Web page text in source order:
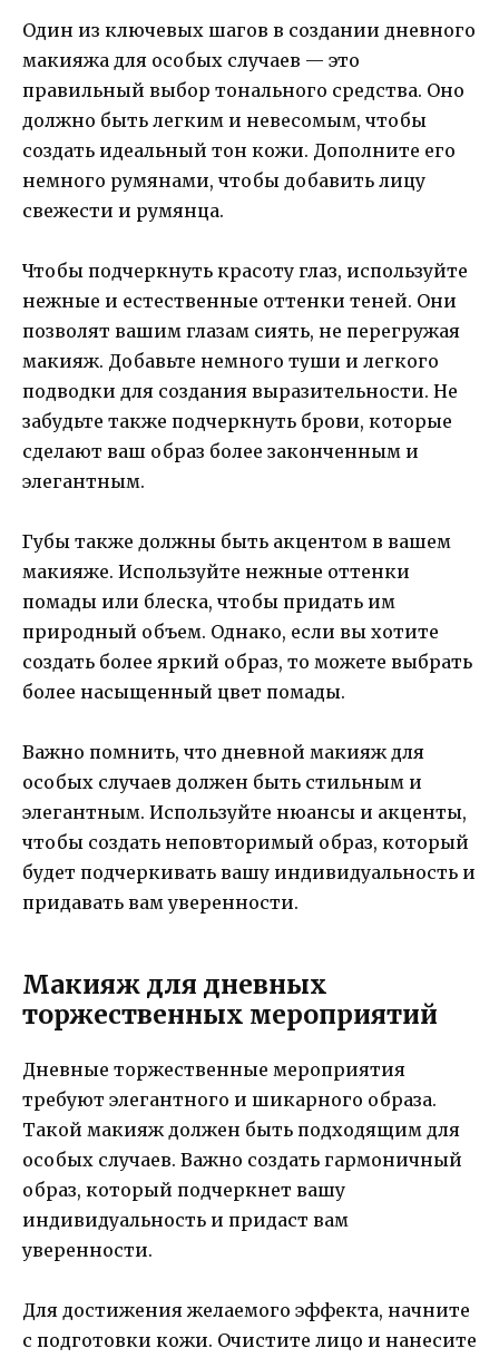
Один из ключевых шагов в создании дневного
макияжа для особых случаев — это
правильный выбор тонального средства. Оно
должно быть легким и невесомым, чтобы
создать идеальный тон кожи. Дополните его
немного румянами, чтобы добавить лицу
свежести и румянца.
Чтобы подчеркнуть красоту глаз, используйте
нежные и естественные оттенки теней. Они
позволят вашим глазам сиять, не перегружая
макияж. Добавьте немного туши и легкого
подводки для создания выразительности. Не
забудьте также подчеркнуть брови, которые
сделают ваш образ более законченным и
элегантным.
Губы также должны быть акцентом в вашем
макияже. Используйте нежные оттенки
помады или блеска, чтобы придать им
природный объем. Однако, если вы хотите
создать более яркий образ, то можете выбрать
более насыщенный цвет помады.
Важно помнить, что дневной макияж для
особых случаев должен быть стильным и
элегантным. Используйте нюансы и акценты,
чтобы создать неповторимый образ, который
будет подчеркивать вашу индивидуальность и
придавать вам уверенности.
Макияж для дневных
торжественных мероприятий
Дневные торжественные мероприятия
требуют элегантного и шикарного образа.
Такой макияж должен быть подходящим для
особых случаев. Важно создать гармоничный
образ, который подчеркнет вашу
индивидуальность и придаст вам
уверенности.
Для достижения желаемого эффекта, начните
с подготовки кожи. Очистите лицо и нанесите